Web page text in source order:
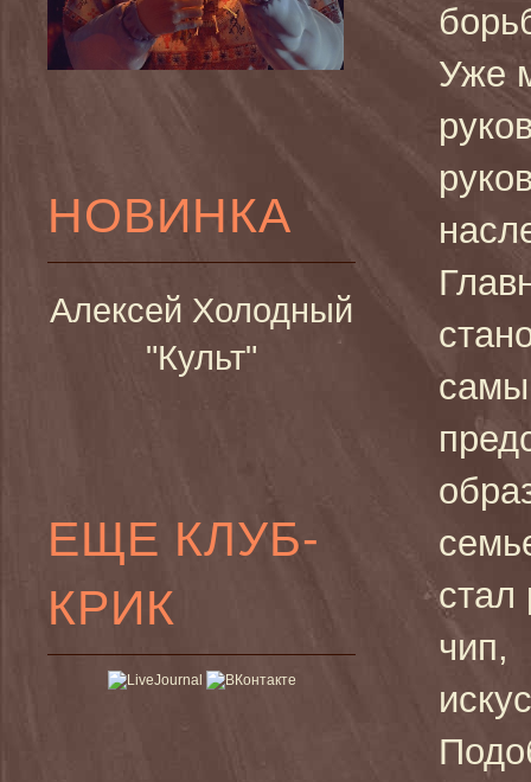
НОВИНКА
Алексей Холодный
"Культ"
ЕЩЕ КЛУБ-
КРИК
Уже
стал
чип,